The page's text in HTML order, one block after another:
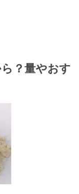
？量やおす